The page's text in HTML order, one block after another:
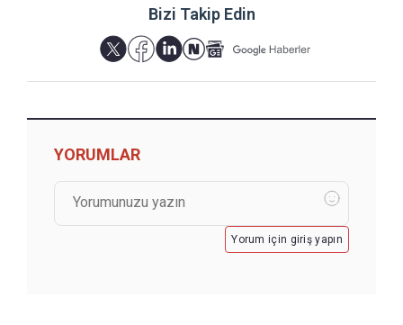
Bizi Takip Edin
YORUMLAR
Yorum için giriş yapın